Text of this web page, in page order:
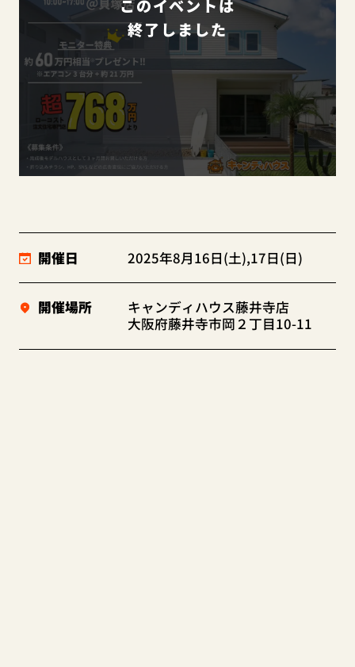
このイベントは
終了しました
開催日 2025年8月16日(土),17日(日)
開催場所
キャンディハウス藤井寺店
大阪府藤井寺市岡２丁目10-11